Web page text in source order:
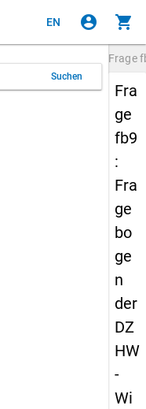
EN account_circle shopping_cart
Suchen
Frage
Fra
ge
fb9
:
Fra
ge
bo
ge
n
der
DZ
HW
-
Wi